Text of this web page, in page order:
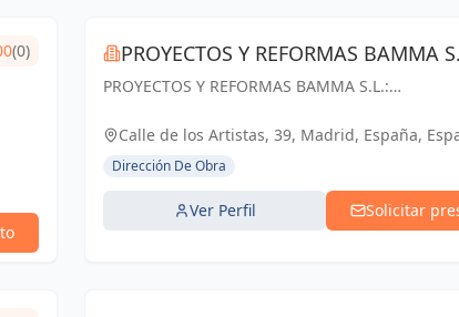
(0) PROYECTOS Y REFORMAS BAMMA
PROYECTOS Y REFORMAS BAMMA S.L.:
espacios en Madrid. Tu visión, nuestra pasión.
Calle de los Artistas, 39, Madrid, España,
Dirección De Obra
Ver Perfil Solicitar